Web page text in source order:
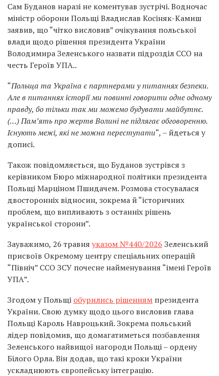
Сам Буданов наразі не коментував зустрічі. Водночас
міністр оборони Польщі Владислав Косіняк-Камиш
заявив, що “чітко висловив” очікування польської
влади щодо рішення президента України
Володимира Зеленського назвати підрозділ ССО на
честь Героїв УПА..
“Польща та Україна є партнерами у питаннях безпеки.
Але в питаннях історії ми повинні говорити одне одному
правду, бо тільки так ми можемо будувати майбутнє.
(…) Пам’ять про жертв Волині не підлягає обговоренню.
Існують межі, які не можна переступати“, – йдеться у
дописі.
Також повідомляється, що Буданов зустрівся з
керівником Бюро міжнародної політики президента
Польщі Марціном Пшидачем. Розмова стосувалася
двосторонніх відносин, зокрема й “історичних
проблем, що випливають з останніх рішень
української сторони”.
Зауважимо, 26 травня указом №440/2026 Зеленський
присвоїв Окремому центру спеціальних операцій
“Північ” ССО ЗСУ почесне найменування “імені Героїв
УПА”.
Згодом у Польщі обурились рішенням президента
України. Свою думку щодо цього висловив глава
Польщі Кароль Навроцький. Зокрема польський
лідер повідомив, що домагатиметься позбавлення
Зеленського найвищої нагороди Польщі – ордену
Білого Орла. Він додав, що такі кроки України
ускладнюють європейську інтеграцію.